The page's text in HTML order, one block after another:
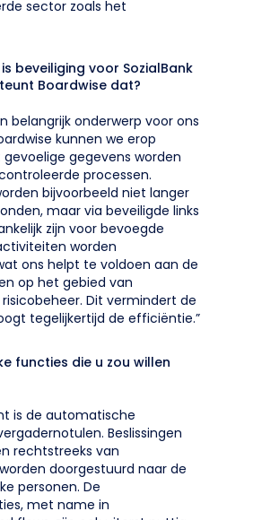
sector zoals het
beveiliging voor SozialBank
Boardwise dat?
belangrijk onderwerp voor ons
kunnen we erop
gegevens worden
processen.
bijvoorbeeld niet langer
maar via beveiligde links
zijn voor bevoegde
worden
ons helpt te voldoen aan de
op het gebied van
Dit vermindert de
tegelijkertijd de efficiëntie.”
functies die u zou willen
is de automatische
Beslissingen
rechtstreeks van
doorgestuurd naar de
personen. De
met name in